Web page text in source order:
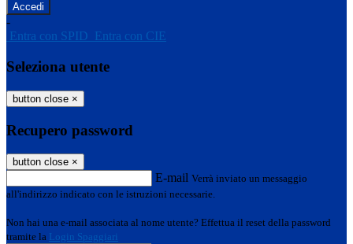
-
Entra con SPID Entra con CIE
Seleziona utente
button close ×
Recupero password
button close ×
E-mail Verrà inviato un messaggio
all'indirizzo indicato con le istruzioni necessarie.
Non hai una e-mail associata al nome utente? Effettua il reset della password
tramite la Login Spaggiari